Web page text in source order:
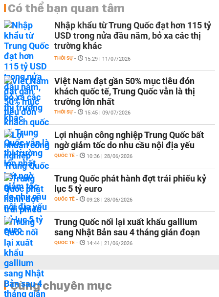
Có thể bạn quan tâm
Nhập khẩu từ Trung Quốc đạt hơn 115 tỷ
USD trong nửa đầu năm, bỏ xa các thị
trường khác
THỜI SỰ - 15:29 | 11/07/2026
Việt Nam đạt gần 50% mục tiêu đón
khách quốc tế, Trung Quốc vẫn là thị
trường lớn nhất
THỜI SỰ - 15:45 | 09/07/2026
Lợi nhuận công nghiệp Trung Quốc bất
ngờ giảm tốc do nhu cầu nội địa yếu
QUỐC TẾ - 10:36 | 28/06/2026
Trung Quốc phát hành đợt trái phiếu kỷ
lục 5 tỷ euro
QUỐC TẾ - 09:28 | 28/06/2026
Trung Quốc nối lại xuất khẩu gallium
sang Nhật Bản sau 4 tháng gián đoạn
QUỐC TẾ - 14:44 | 21/06/2026
Cùng chuyên mục